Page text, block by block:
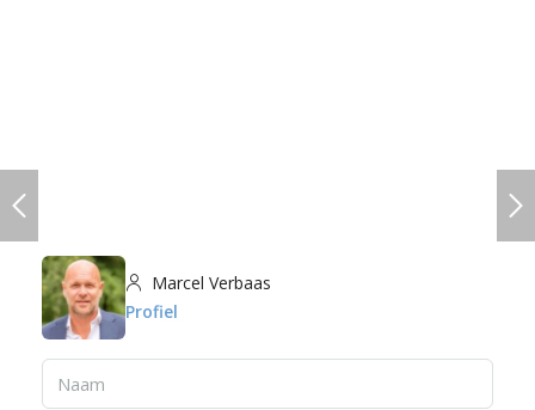
Marcel Verbaas
Profiel